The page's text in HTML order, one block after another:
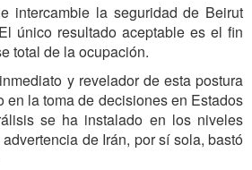
intercambie la seguridad de Beirut
único resultado aceptable es el fin
total de la ocupación.
y revelador de esta postura
en la toma de decisiones en Estados
se ha instalado en los niveles
de Irán, por sí sola, bastó